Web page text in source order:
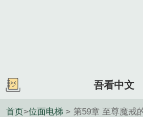
吾看中文
首页>位面电梯 > 第59章 至尊魔戒